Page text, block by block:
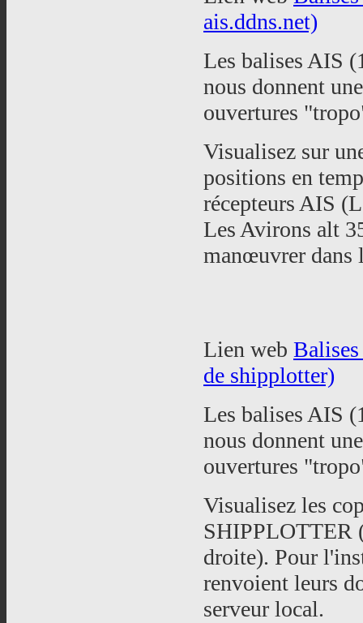
ais.ddns.net)
Les balises AIS
nous donnent
ouvertures
Visualisez sur
positions en
récepteurs AIS
Les Avirons alt
manœuvrer dans
Lien web
de shipplotter)
Les balises AIS
nous donnent
ouvertures
Visualisez les
SHIPPLOTTER
droite). Pour
renvoient leurs
serveur local.